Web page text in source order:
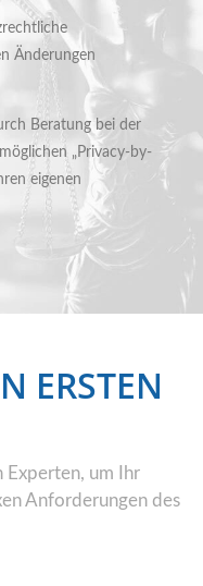
Änderungen
Beratung bei der
„Privacy-by-
eigenen
ERSTEN
Experten, um Ihr
Anforderungen des